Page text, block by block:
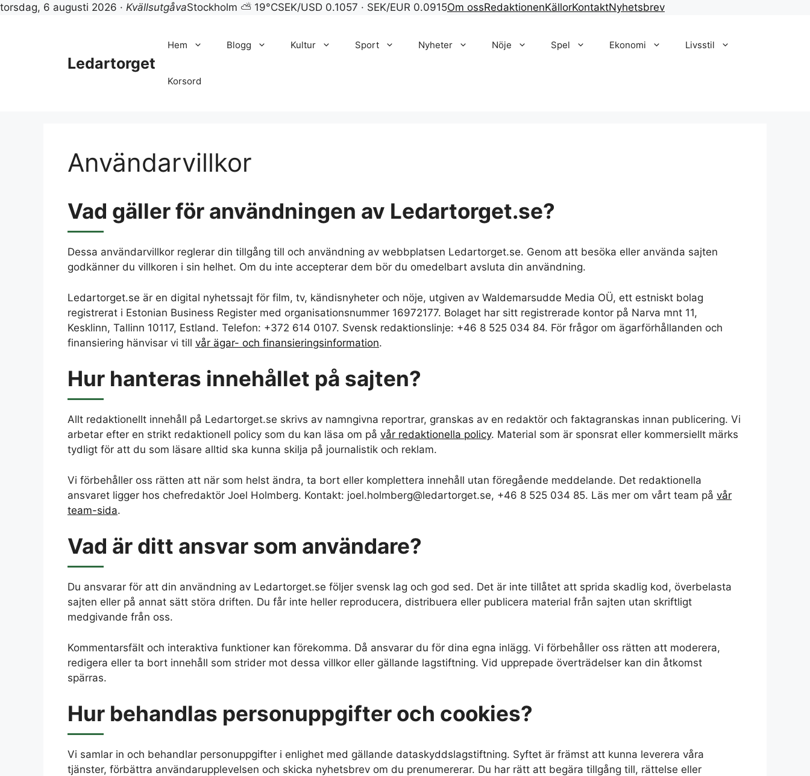
torsdag, 6 augusti 2026 · KvällsutgåvaStockholm ⛅ 19°CSEK/USD 0.1057 · SEK/EUR 0.0915Om ossRedaktionenKällorKontaktNyhetsbrev
Ledartorget
Hem Blogg Kultur Sport Nyheter Nöje Spel Ekonomi Livsstil
Korsord
Användarvillkor
Vad gäller för användningen av Ledartorget.se?
Dessa användarvillkor reglerar din tillgång till och användning av webbplatsen Ledartorget.se. Genom att besöka eller använda sajten
godkänner du villkoren i sin helhet. Om du inte accepterar dem bör du omedelbart avsluta din användning.
Ledartorget.se är en digital nyhetssajt för film, tv, kändisnyheter och nöje, utgiven av Waldemarsudde Media OÜ, ett estniskt bolag
registrerat i Estonian Business Register med organisationsnummer 16972177. Bolaget har sitt registrerade kontor på Narva mnt 11,
Kesklinn, Tallinn 10117, Estland. Telefon: +372 614 0107. Svensk redaktionslinje: +46 8 525 034 84. För frågor om ägarförhållanden och
finansiering hänvisar vi till vår ägar- och finansieringsinformation.
Hur hanteras innehållet på sajten?
Allt redaktionellt innehåll på Ledartorget.se skrivs av namngivna reportrar, granskas av en redaktör och faktagranskas innan publicering. Vi
arbetar efter en strikt redaktionell policy som du kan läsa om på vår redaktionella policy. Material som är sponsrat eller kommersiellt märks
tydligt för att du som läsare alltid ska kunna skilja på journalistik och reklam.
Vi förbehåller oss rätten att när som helst ändra, ta bort eller komplettera innehåll utan föregående meddelande. Det redaktionella
ansvaret ligger hos chefredaktör Joel Holmberg. Kontakt: joel.holmberg@ledartorget.se, +46 8 525 034 85. Läs mer om vårt team på vår
team-sida.
Vad är ditt ansvar som användare?
Du ansvarar för att din användning av Ledartorget.se följer svensk lag och god sed. Det är inte tillåtet att sprida skadlig kod, överbelasta
sajten eller på annat sätt störa driften. Du får inte heller reproducera, distribuera eller publicera material från sajten utan skriftligt
medgivande från oss.
Kommentarsfält och interaktiva funktioner kan förekomma. Då ansvarar du för dina egna inlägg. Vi förbehåller oss rätten att moderera,
redigera eller ta bort innehåll som strider mot dessa villkor eller gällande lagstiftning. Vid upprepade överträdelser kan din åtkomst
spärras.
Hur behandlas personuppgifter och cookies?
Vi samlar in och behandlar personuppgifter i enlighet med gällande dataskyddslagstiftning. Syftet är främst att kunna leverera våra
tjänster, förbättra användarupplevelsen och skicka nyhetsbrev om du prenumererar. Du har rätt att begära tillgång till, rättelse eller